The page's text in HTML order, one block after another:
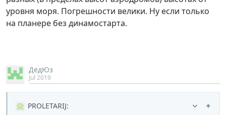
уровня моря. Погрешности велики. Ну если только
на планере без динамостарта.
ДедЮз
Jul 2019
PROLETARIJ: